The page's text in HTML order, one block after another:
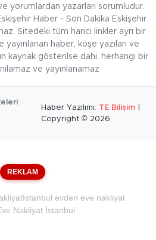
yorumlardan yazarları sorumludur.
Haber - Son Dakika Eskişehir
Sitedeki tüm harici linkler ayrı bir
yayınlanan haber, köşe yazıları ve
kaynak gösterilse dahi, herhangi bir
ve yayınlanamaz
Haber Yazılımı: TE Bilişim
Copyright © 2026
REKLAM
İstanbul evden eve nakliyat
Nakliyat İstanbul